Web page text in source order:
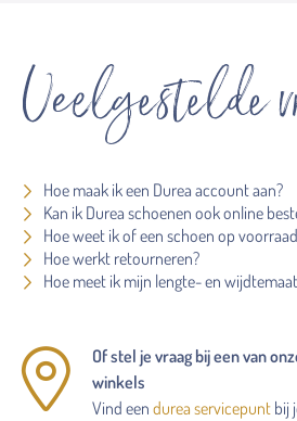
Veelgestelde
Hoe maak ik een Durea account aan?
Kan ik Durea schoenen ook online
Hoe weet ik of een schoen op
Hoe werkt retourneren?
Hoe meet ik mijn lengte- en
Of stel je vraag bij een van
winkels
Vind een durea servicepunt bij